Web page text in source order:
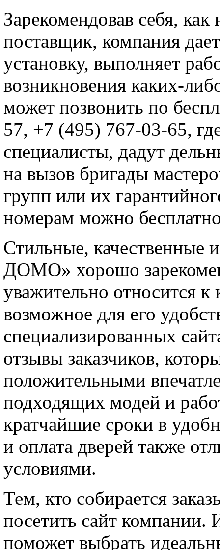
Зарекомендовав себя,
поставщик, компания
установку, выполняет
возникновения каких-
может позвонить по
57, +7 (495) 767-03-65,
специалисты, дадут
на вызов бригады
групп или их
номерам можно
Стильные, качественные
ДОМО» хорошо
уважительно относится к
возможное для его
специализированных
отзывы заказчиков,
положительными
подходящих модей и
кратчайшие сроки в
и оплата дверей также
условиями.
Тем, кто собирается
посетить сайт
поможет выбрать